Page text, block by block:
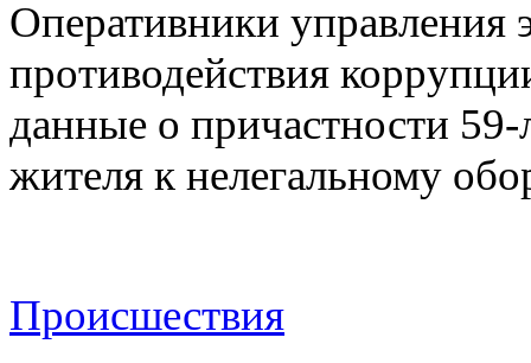
Оперативники управления
противодействия
данные о причастности 59-
жителя к нелегальному
Происшествия